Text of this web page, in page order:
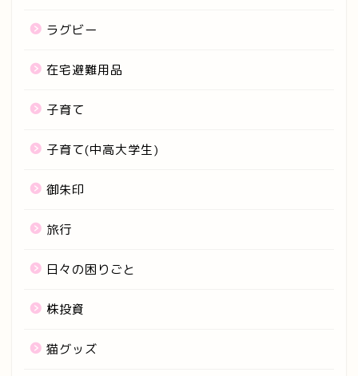
ラグビー
在宅避難用品
子育て
子育て(中高大学生)
御朱印
旅行
日々の困りごと
株投資
猫グッズ